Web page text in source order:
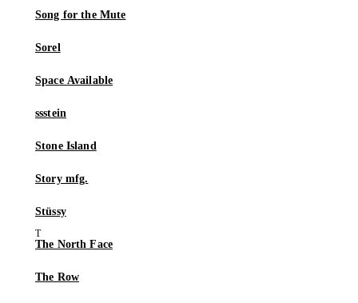
Song for the Mute
Sorel
Space Available
ssstein
Stone Island
Story mfg.
Stüssy
The North Face
The Row